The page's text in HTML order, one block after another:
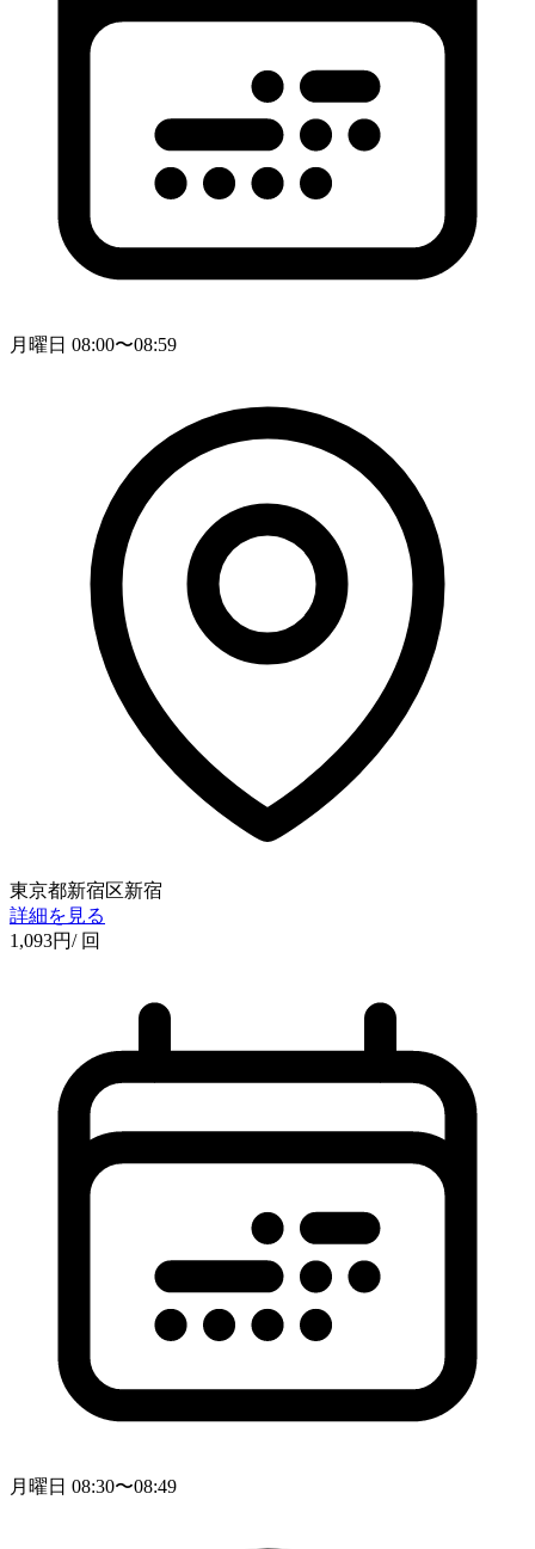
月曜日 08:00〜08:59
東京都新宿区新宿
詳細を見る
1,093円/ 回
月曜日 08:30〜08:49